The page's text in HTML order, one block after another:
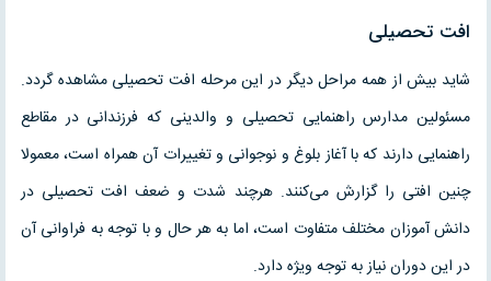
افت تحصیلی
شاید بیش از همه مراحل دیگر در این مرحله افت تحصیلی مشاهده گردد.
مسئولین مدارس راهنمایی تحصیلی و والدینی که فرزندانی در مقاطع
راهنمایی دارند که با آغاز بلوغ و نوجوانی و تغییرات آن همراه است، معمولا
چنین افتی را گزارش می‌کنند. هرچند شدت و ضعف افت تحصیلی در
دانش آموزان مختلف متفاوت است، اما به هر حال و با توجه به فراوانی آن
در این دوران نیاز به توجه ویژه دارد.